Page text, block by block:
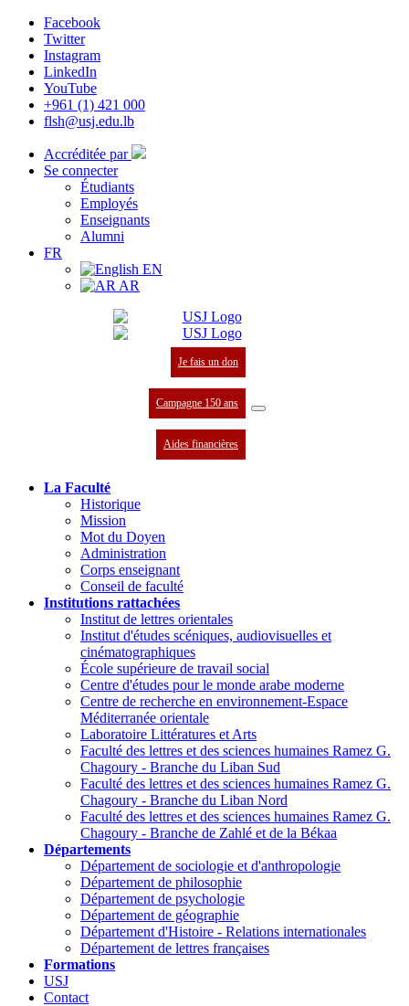
Facebook
Twitter
Instagram
LinkedIn
YouTube
+961 (1) 421 000
flsh@usj.edu.lb
Accréditée par
Se connecter
Étudiants
Employés
Enseignants
Alumni
FR
EN
AR
Je fais un don
Campagne 150 ans
Aides financières
La Faculté
Historique
Mission
Mot du Doyen
Administration
Corps enseignant
Conseil de faculté
Institutions rattachées
Institut de lettres orientales
Institut d'études scéniques, audiovisuelles et
cinématographiques
École supérieure de travail social
Centre d'études pour le monde arabe moderne
Centre de recherche en environnement-Espace
Méditerranée orientale
Laboratoire Littératures et Arts
Faculté des lettres et des sciences humaines Ramez G.
Chagoury - Branche du Liban Sud
Faculté des lettres et des sciences humaines Ramez G.
Chagoury - Branche du Liban Nord
Faculté des lettres et des sciences humaines Ramez G.
Chagoury - Branche de Zahlé et de la Békaa
Départements
Département de sociologie et d'anthropologie
Département de philosophie
Département de psychologie
Département de géographie
Département d'Histoire - Relations internationales
Département de lettres françaises
Formations
USJ
Contact